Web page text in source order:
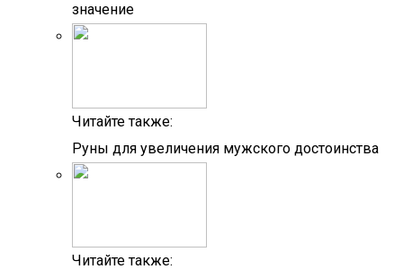
значение
Читайте также:
Руны для увеличения мужского достоинства
Читайте также: